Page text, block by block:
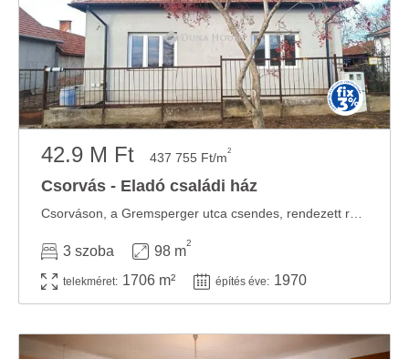
42.9 M Ft 437 755 Ft/m2
Csorvás - Eladó családi ház
3 szoba 98 m
2
telekméret: 1706 m² építés éve: 1970